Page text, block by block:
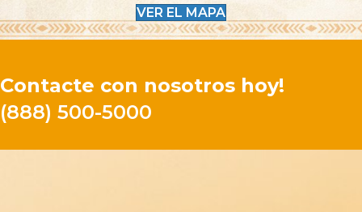
VER EL MAPA
Contacte con nosotros hoy!
(888) 500-5000